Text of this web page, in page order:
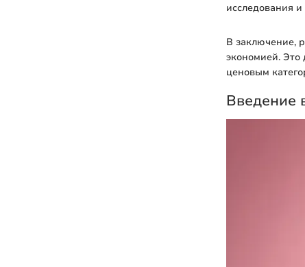
исследования
В заключение,
экономией. Это
ценовым
Введение